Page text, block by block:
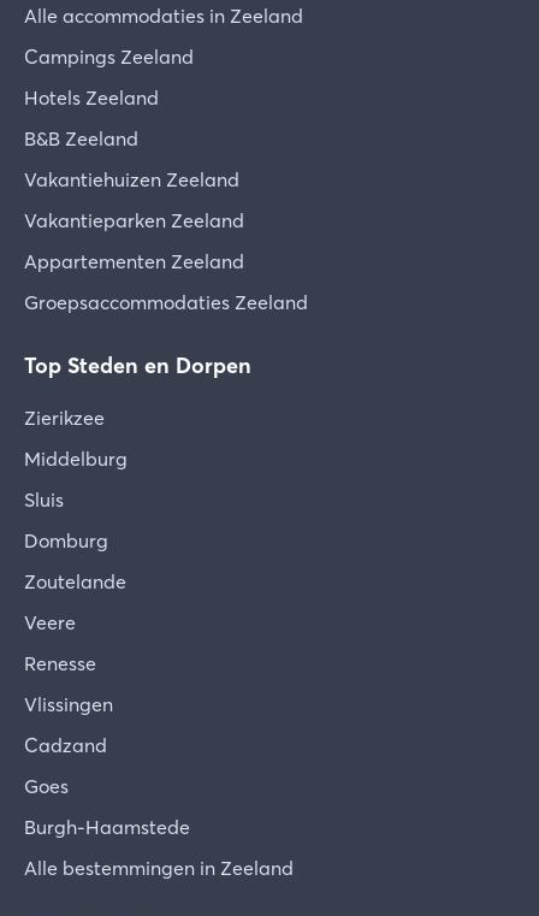
Alle accommodaties in Zeeland
Campings Zeeland
Hotels Zeeland
B&B Zeeland
Vakantiehuizen Zeeland
Vakantieparken Zeeland
Appartementen Zeeland
Groepsaccommodaties Zeeland
Top Steden en Dorpen
Zierikzee
Middelburg
Sluis
Domburg
Zoutelande
Veere
Renesse
Vlissingen
Cadzand
Goes
Burgh-Haamstede
Alle bestemmingen in Zeeland